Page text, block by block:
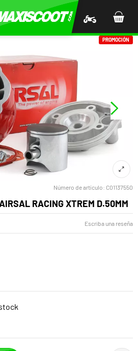
PROMOCIÓN
Número de artículo: C01137550
RACING XTREM D.50MM
Escriba una reseña